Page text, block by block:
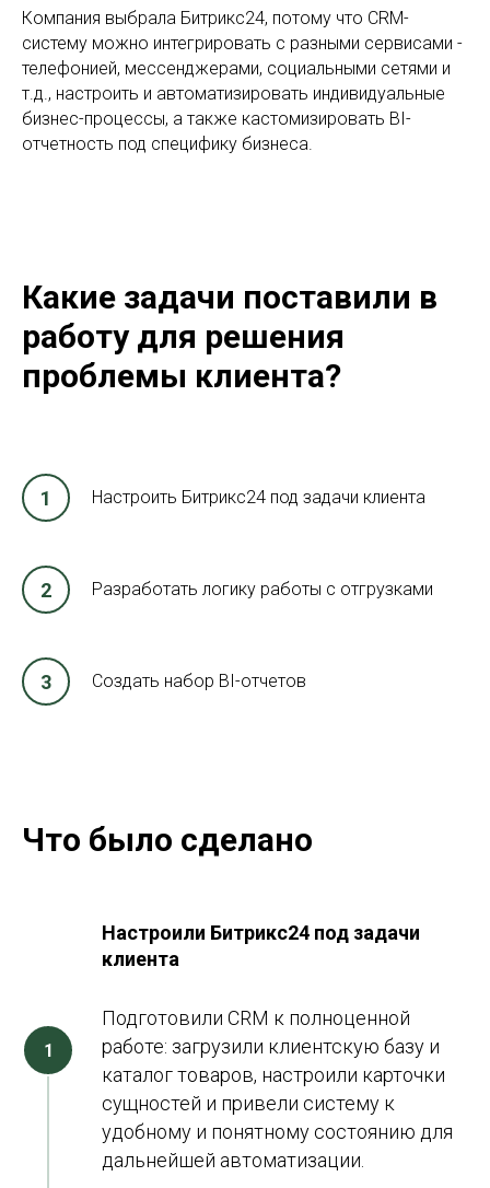
Компания выбрала Битрикс24, потому что CRM-
систему можно интегрировать с разными сервисами -
телефонией, мессенджерами, социальными сетями и
т.д., настроить и автоматизировать индивидуальные
бизнес-процессы, а также кастомизировать BI-
отчетность под специфику бизнеса.
Какие задачи поставили в
работу для решения
проблемы клиента?
Настроить Битрикс24 под задачи клиента
Разработать логику работы с отгрузками
Создать набор BI-отчетов
Что было сделано
Настроили Битрикс24 под задачи
клиента
Подготовили CRM к полноценной
работе: загрузили клиентскую базу и
каталог товаров, настроили карточки
сущностей и привели систему к
удобному и понятному состоянию для
дальнейшей автоматизации.